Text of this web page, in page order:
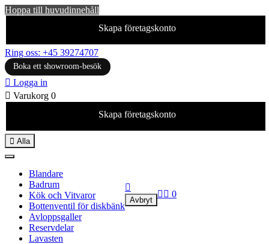
Hoppa till huvudinnehåll
Skapa företagskonto
Ring oss: +45 39274707
Boka ett showroom-besök
 Logga in
 Varukorg 0
Skapa företagskonto
 Alla
Blandare
Badrum
Kök och Vitvaror
Bottenventil för diskbänk
Avloppsgaller
Reservdelar
Lavasten

Avbryt
  0